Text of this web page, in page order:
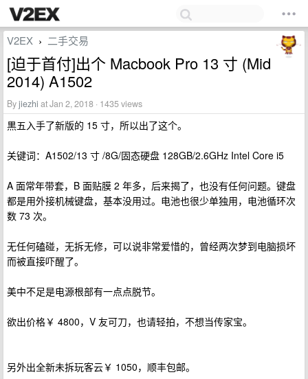
V2EX › 二手交易
[迫于首付]出个 Macbook Pro 13 寸 (Mid
2014) A1502
Byjiezhi at Jan 2, 2018 · 1435 views
黒五入手了新版的 15 寸，所以出了这个。
关键词：A1502/13 寸 /8G/固态硬盘 128GB/2.6GHz Intel Core i5
A 面常年带套，B 面贴膜 2 年多，后来揭了，也没有任何问题。键盘
都是用外接机械键盘，基本没用过。电池也很少单独用，电池循环次
数 73 次。
无任何磕碰，无拆无修，可以说非常爱惜的，曾经两次梦到电脑损坏
而被直接吓醒了。
美中不足是电源根部有一点点脱节。
欲出价格￥ 4800，V 友可刀，也请轻拍，不想当传家宝。
另外出全新未拆玩客云￥ 1050，顺丰包邮。